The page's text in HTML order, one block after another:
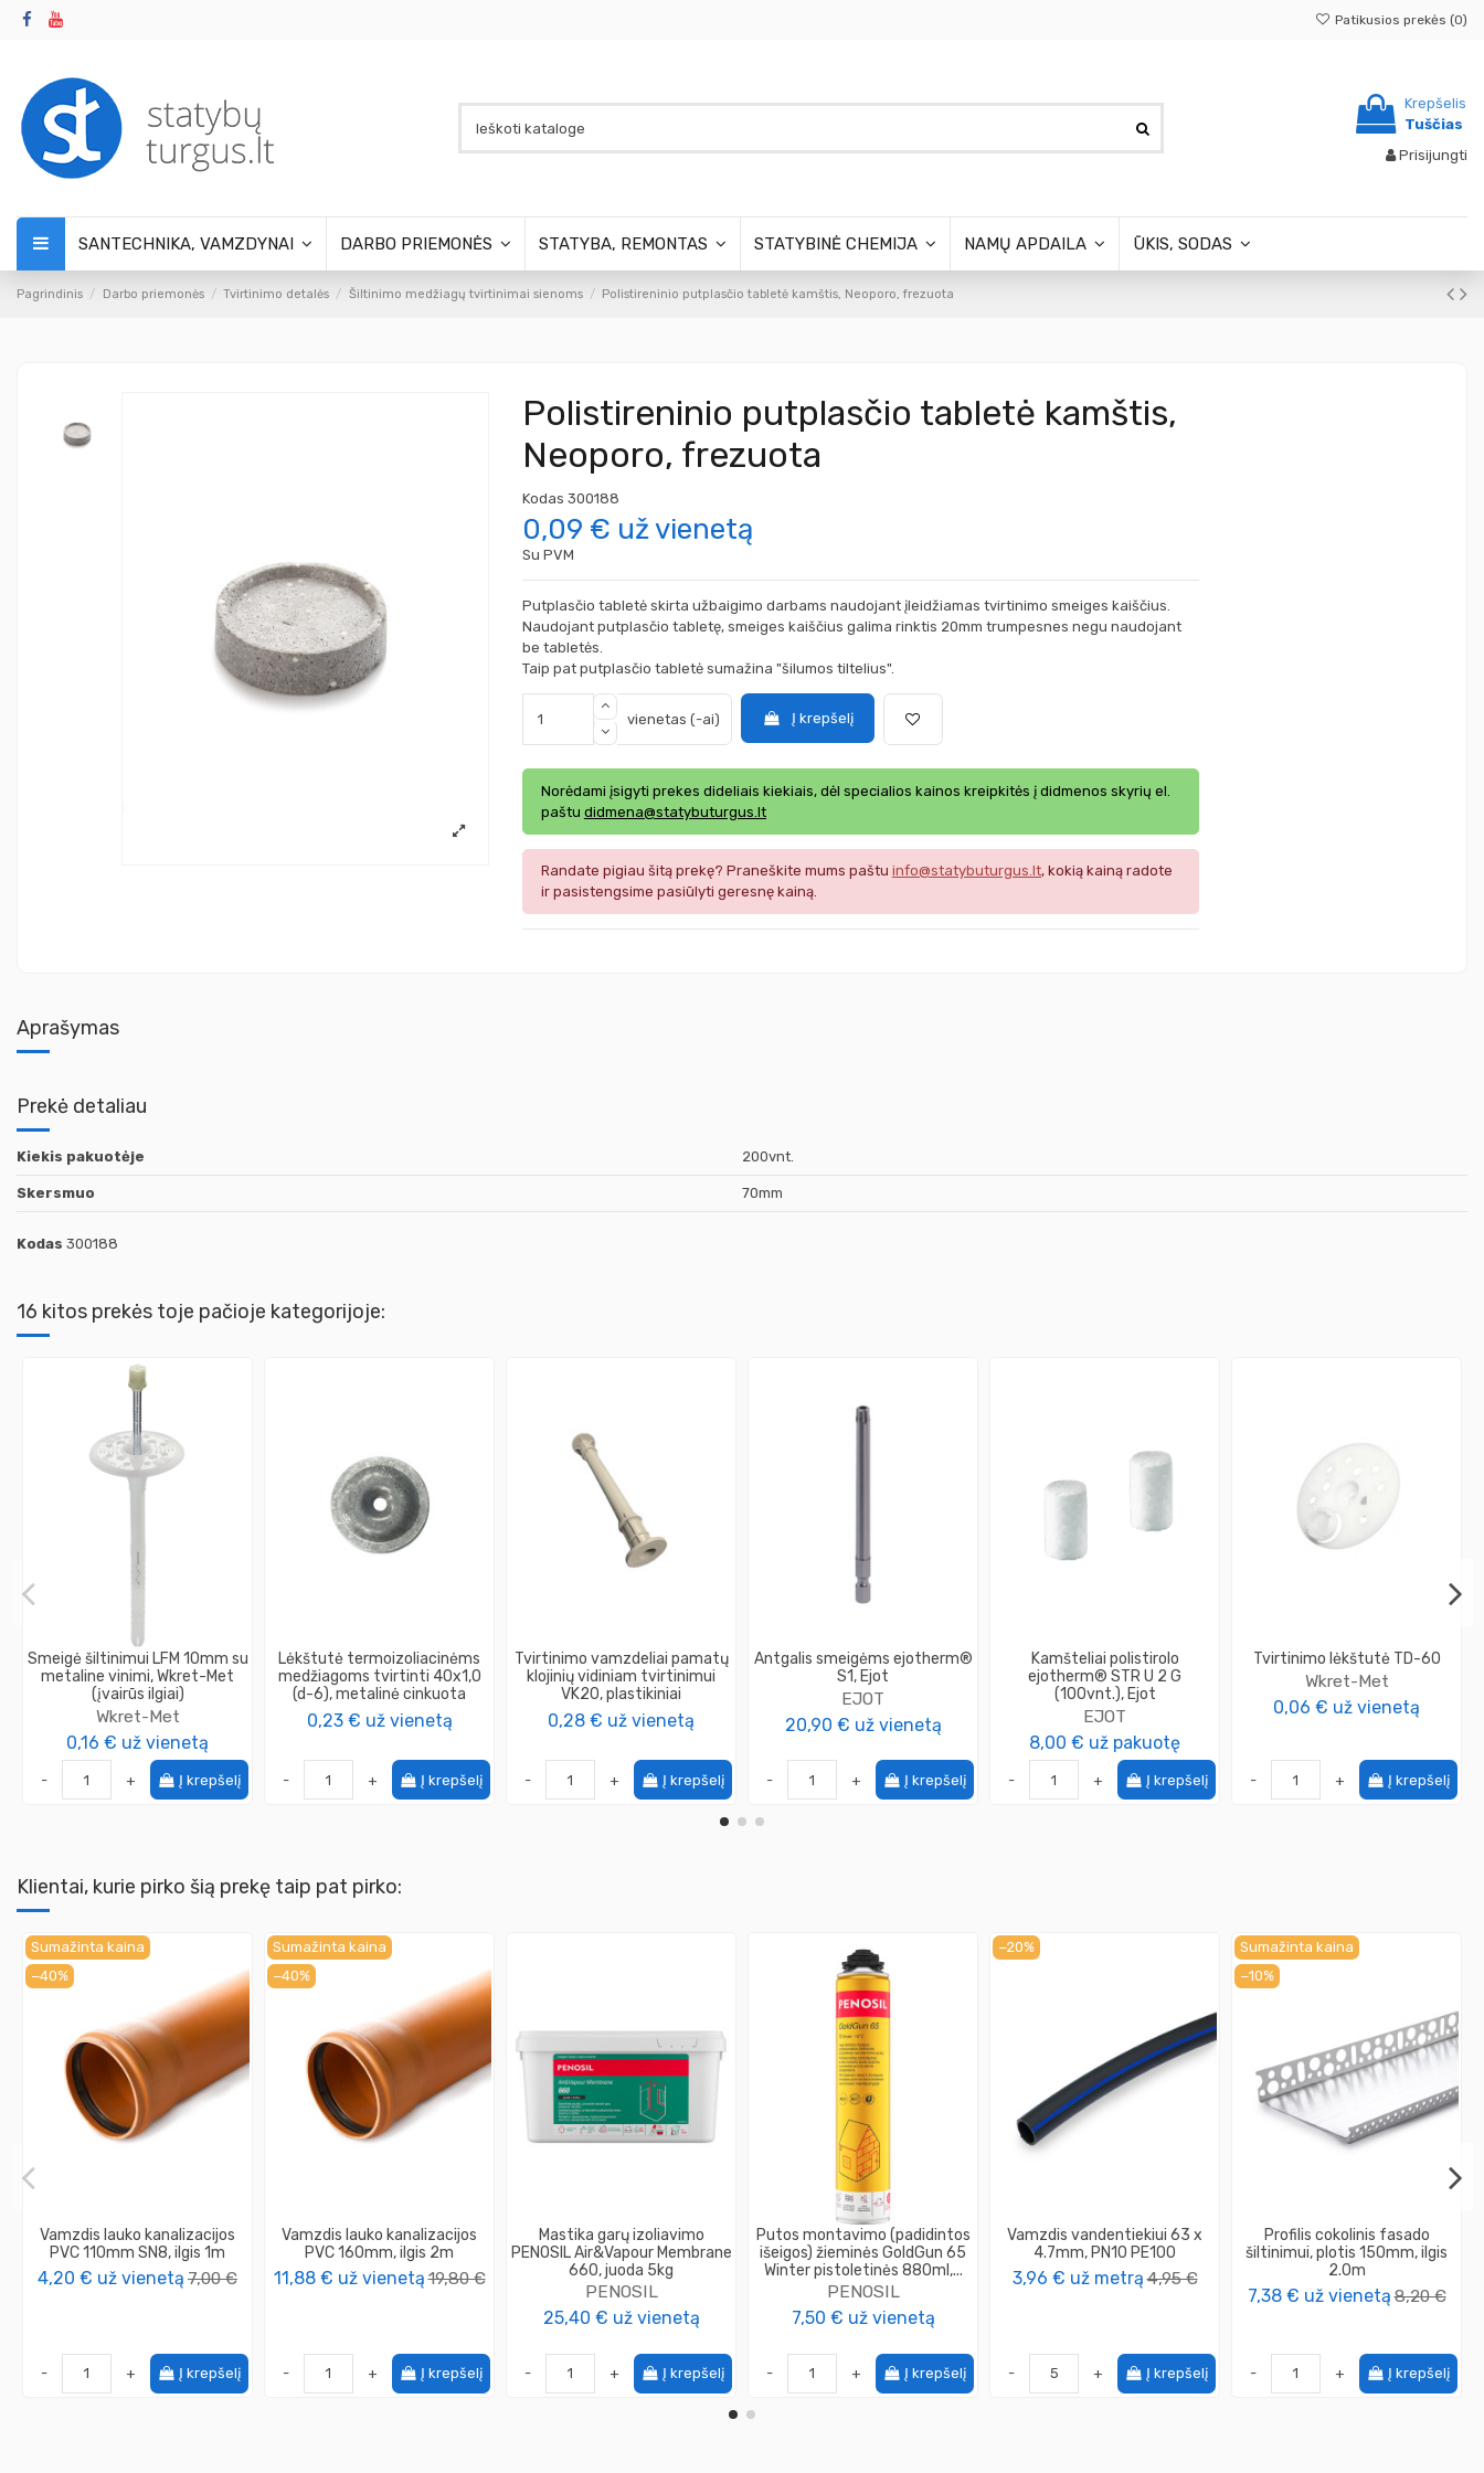
Patikusios prekės (0)
Krepšelis
Tuščias
Prisijungti
SANTECHNIKA, VAMZDYNAI DARBO PRIEMONĖS STATYBA, REMONTAS STATYBINĖ CHEMIJA NAMŲ APDAILA ŪKIS, SODAS
Pagrindinis Darbo priemonės Tvirtinimo detalės Šiltinimo medžiagų tvirtinimai sienoms Polistireninio putplasčio tabletė kamštis, Neoporo, frezuota
Polistireninio putplasčio tabletė kamštis,
Neoporo, frezuota
Kodas 300188
0,09 € už vienetą
Su PVM
Putplasčio tabletė skirta užbaigimo darbams naudojant įleidžiamas tvirtinimo smeiges kaiščius.
Naudojant putplasčio tabletę, smeiges kaiščius galima rinktis 20mm trumpesnes negu naudojant
be tabletės.
Taip pat putplasčio tabletė sumažina "šilumos tiltelius".
vienetas (-ai) Į krepšelį
Norėdami įsigyti prekes dideliais kiekiais, dėl specialios kainos kreipkitės į didmenos skyrių el.
paštu didmena@statybuturgus.lt
Randate pigiau šitą prekę? Praneškite mums paštu info@statybuturgus.lt, kokią kainą radote
ir pasistengsime pasiūlyti geresnę kainą.
Aprašymas
Prekė detaliau
Kiekis pakuotėje 200vnt.
Skersmuo 70mm
Kodas 300188
16 kitos prekės toje pačioje kategorijoje:
Smeigė šiltinimui LFM 10mm su
metaline vinimi, Wkret-Met
(įvairūs ilgiai)
Wkret-Met
0,16 € už vienetą
- + Į krepšelį
Lėkštutė termoizoliacinėms
medžiagoms tvirtinti 40x1,0
(d-6), metalinė cinkuota
0,23 € už vienetą
- + Į krepšelį
Tvirtinimo vamzdeliai pamatų
klojinių vidiniam tvirtinimui
VK20, plastikiniai
0,28 € už vienetą
- + Į krepšelį
Antgalis smeigėms ejotherm®
S1, Ejot
EJOT
20,90 € už vienetą
- + Į krepšelį
Kamšteliai polistirolo
ejotherm® STR U 2 G
(100vnt.), Ejot
EJOT
8,00 € už pakuotę
- + Į krepšelį
Tvirtinimo lėkštutė TD-60
Wkret-Met
0,06 € už vienetą
- + Į krepšelį
Klientai, kurie pirko šią prekę taip pat pirko:
Sumažinta kaina
−40%
Vamzdis lauko kanalizacijos
PVC 110mm SN8, ilgis 1m
4,20 € už vienetą 7,00 €
- + Į krepšelį
Sumažinta kaina
−40%
Vamzdis lauko kanalizacijos
PVC 160mm, ilgis 2m
11,88 € už vienetą19,80 €
- + Į krepšelį
Mastika garų izoliavimo
PENOSIL Air&Vapour Membrane
660, juoda 5kg
PENOSIL
25,40 € už vienetą
- + Į krepšelį
Putos montavimo (padidintos
išeigos) žieminės GoldGun 65
Winter pistoletinės 880ml,...
PENOSIL
7,50 € už vienetą
- + Į krepšelį
−20%
Vamzdis vandentiekiui 63 x
4.7mm, PN10 PE100
3,96 € už metrą4,95 €
- + Į krepšelį
Sumažinta kaina
−10%
Profilis cokolinis fasado
šiltinimui, plotis 150mm, ilgis
2.0m
7,38 € už vienetą8,20 €
- + Į krepšelį